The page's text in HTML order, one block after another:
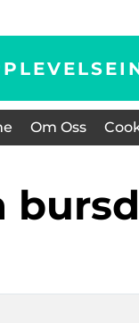
Om Oss